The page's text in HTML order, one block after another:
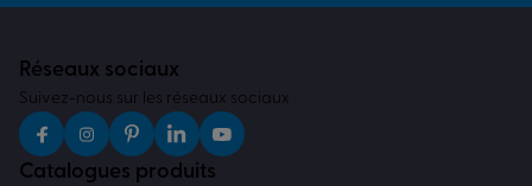
Réseaux sociaux
Suivez-nous sur les réseaux sociaux
Catalogues produits